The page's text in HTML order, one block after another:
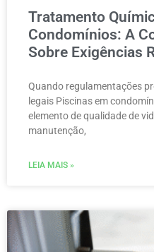
Tratamento
Condomínios: A
Sobre Exigências
Quando regulamentações
legais Piscinas em
elemento de qualidade de
manutenção,
LEIA MAIS »